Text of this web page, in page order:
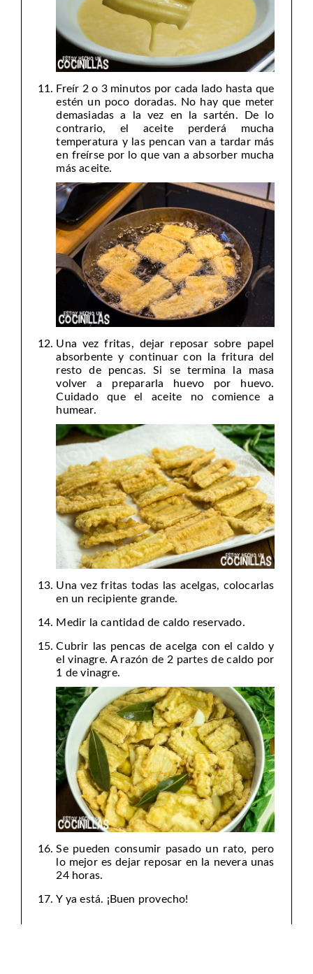
Freír 2 o 3 minutos por cada lado hasta que
estén un poco doradas. No hay que meter
demasiadas a la vez en la sartén. De lo
contrario, el aceite perderá mucha
temperatura y las pencan van a tardar más
en freírse por lo que van a absorber mucha
más aceite.
Una vez fritas, dejar reposar sobre papel
absorbente y continuar con la fritura del
resto de pencas. Si se termina la masa
volver a prepararla huevo por huevo.
Cuidado que el aceite no comience a
humear.
Una vez fritas todas las acelgas, colocarlas
en un recipiente grande.
Medir la cantidad de caldo reservado.
Cubrir las pencas de acelga con el caldo y
el vinagre. A razón de 2 partes de caldo por
1 de vinagre.
Se pueden consumir pasado un rato, pero
lo mejor es dejar reposar en la nevera unas
24 horas.
Y ya está. ¡Buen provecho!